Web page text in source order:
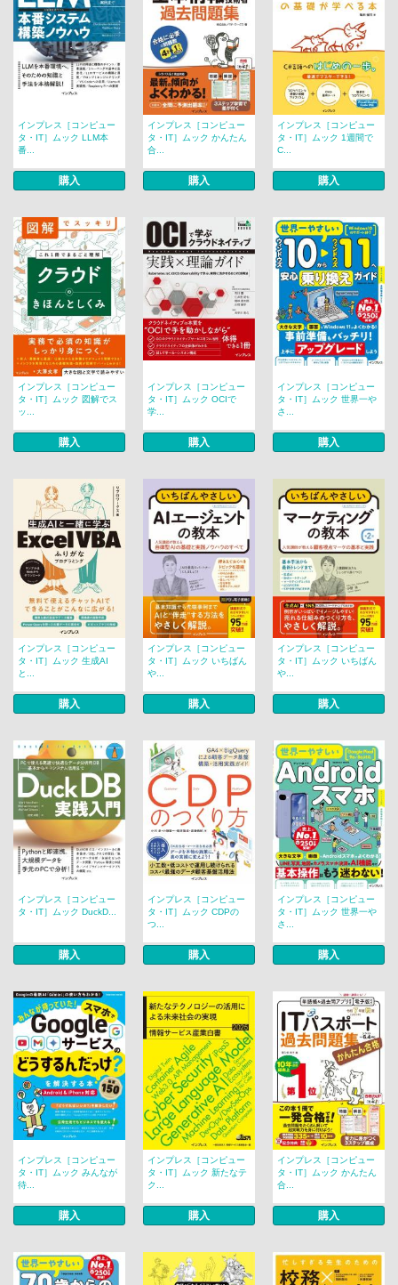
インプレス［コンピュー
タ・IT］ムック LLM本
番...
購入
インプレス［コンピュー
タ・IT］ムック かんたん
合...
購入
インプレス［コンピュー
タ・IT］ムック 1週間で
C...
購入
インプレス［コンピュー
タ・IT］ムック 図解でス
ッ...
購入
インプレス［コンピュー
タ・IT］ムック OCIで
学...
購入
インプレス［コンピュー
タ・IT］ムック 世界一や
さ...
購入
インプレス［コンピュー
タ・IT］ムック 生成AI
と...
購入
インプレス［コンピュー
タ・IT］ムック いちばん
や...
購入
インプレス［コンピュー
タ・IT］ムック いちばん
や...
購入
インプレス［コンピュー
タ・IT］ムック DuckD...
購入
インプレス［コンピュー
タ・IT］ムック CDPの
つ...
購入
インプレス［コンピュー
タ・IT］ムック 世界一や
さ...
購入
インプレス［コンピュー
タ・IT］ムック みんなが
待...
購入
インプレス［コンピュー
タ・IT］ムック 新たなテ
ク...
購入
インプレス［コンピュー
タ・IT］ムック かんたん
合...
購入